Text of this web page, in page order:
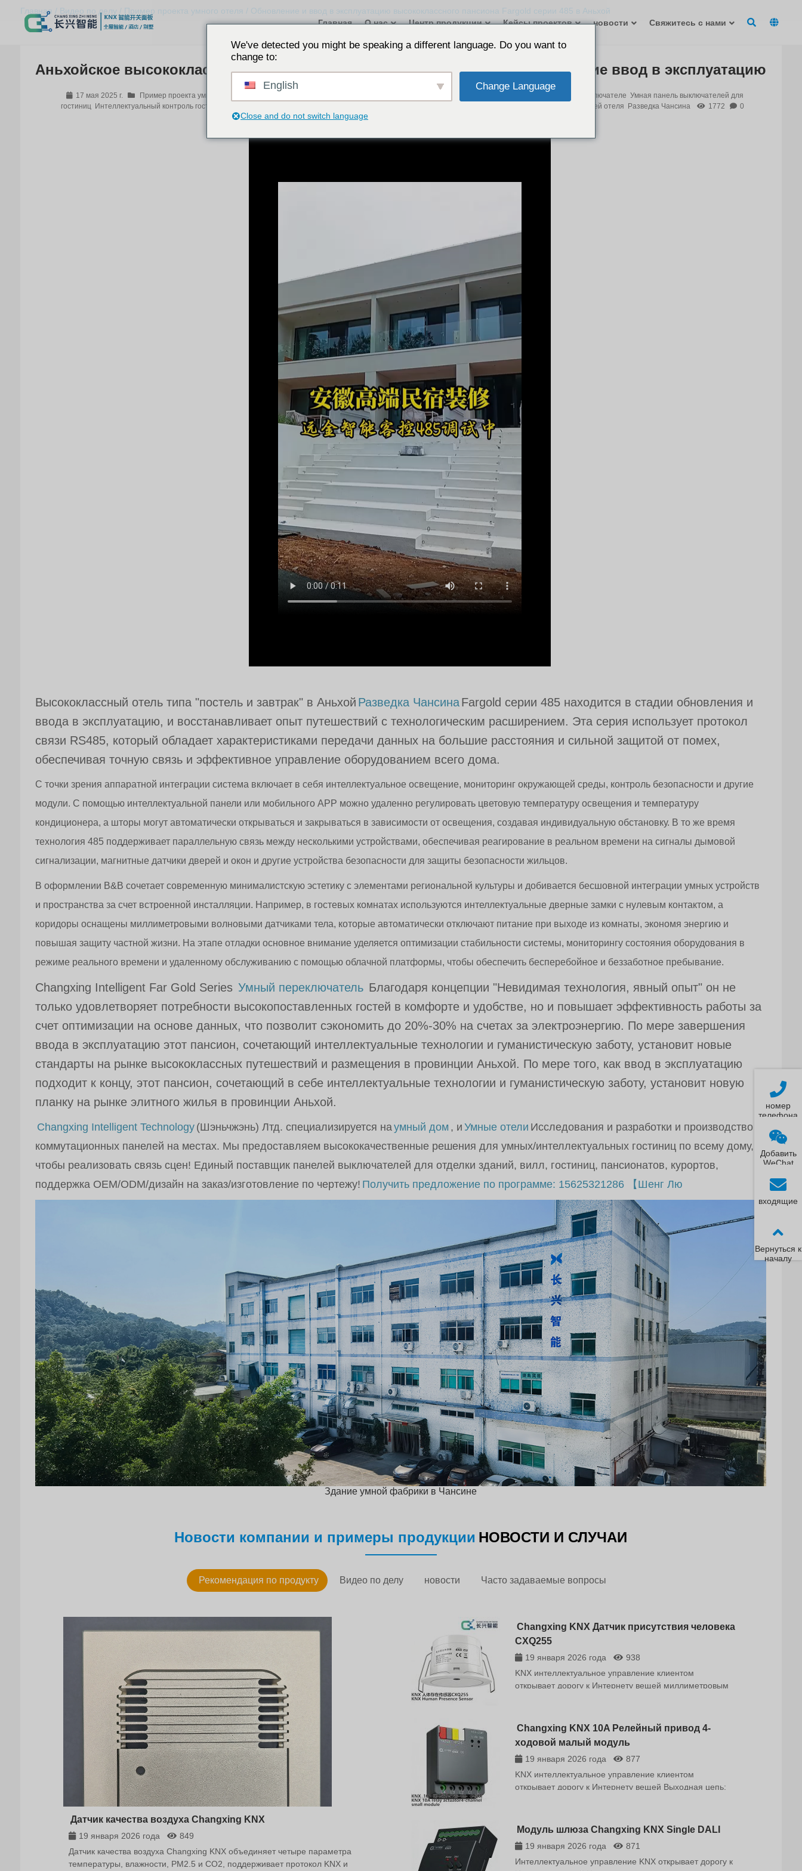
Главная О нас Центр продукции Кейсы проектов новости Свяжитесь с нами
Главная / Видео по делу / Пример проекта умного отеля / Обновление и ввод в эксплуатацию высококлассного пансиона Fargold серии 485 в Аньхой
Аньхойское высококлассное жилье дальней золотой серии 485 декорирование ввод в эксплуатацию
17 мая 2025 г. Пример проекта умного отеля Видео об умном выключателе Умная панель выключателей для
гостиниц Интеллектуальный контроль гостей в отеле Интеллектуальная панель управления для гостей отеля Разведка Чансина 1772 0
Высококлассный отель типа "постель и завтрак" в Аньхой Разведка ЧансинаFargold серии 485 находится в стадии обновления и
ввода в эксплуатацию, и восстанавливает опыт путешествий с технологическим расширением. Эта серия использует протокол
связи RS485, который обладает характеристиками передачи данных на большие расстояния и сильной защитой от помех,
обеспечивая точную связь и эффективное управление оборудованием всего дома.
С точки зрения аппаратной интеграции система включает в себя интеллектуальное освещение, мониторинг окружающей среды, контроль безопасности и другие
модули. С помощью интеллектуальной панели или мобильного APP можно удаленно регулировать цветовую температуру освещения и температуру
кондиционера, а шторы могут автоматически открываться и закрываться в зависимости от освещения, создавая индивидуальную обстановку. В то же время
технология 485 поддерживает параллельную связь между несколькими устройствами, обеспечивая реагирование в реальном времени на сигналы дымовой
сигнализации, магнитные датчики дверей и окон и другие устройства безопасности для защиты безопасности жильцов.
В оформлении B&B сочетает современную минималистскую эстетику с элементами региональной культуры и добивается бесшовной интеграции умных устройств
и пространства за счет встроенной инсталляции. Например, в гостевых комнатах используются интеллектуальные дверные замки с нулевым контактом, а
коридоры оснащены миллиметровыми волновыми датчиками тела, которые автоматически отключают питание при выходе из комнаты, экономя энергию и
повышая защиту частной жизни. На этапе отладки основное внимание уделяется оптимизации стабильности системы, мониторингу состояния оборудования в
режиме реального времени и удаленному обслуживанию с помощью облачной платформы, чтобы обеспечить бесперебойное и беззаботное пребывание.
Changxing Intelligent Far Gold Series Умный переключатель Благодаря концепции "Невидимая технология, явный опыт" он не
только удовлетворяет потребности высокопоставленных гостей в комфорте и удобстве, но и повышает эффективность работы за
счет оптимизации на основе данных, что позволит сэкономить до 20%-30% на счетах за электроэнергию. По мере завершения
ввода в эксплуатацию этот пансион, сочетающий интеллектуальные технологии и гуманистическую заботу, установит новые
стандарты на рынке высококлассных путешествий и размещения в провинции Аньхой. По мере того, как ввод в эксплуатацию
подходит к концу, этот пансион, сочетающий в себе интеллектуальные технологии и гуманистическую заботу, установит новую
планку на рынке элитного жилья в провинции Аньхой.
Changxing Intelligent Technology (Шэньчжэнь) Лтд. специализируется наумный дом , и Умные отели Исследования и разработки и производство
коммутационных панелей на местах. Мы предоставляем высококачественные решения для умных/интеллектуальных гостиниц по всему дому,
чтобы реализовать связь сцен! Единый поставщик панелей выключателей для отделки зданий, вилл, гостиниц, пансионатов, курортов,
поддержка OEM/ODM/дизайн на заказ/изготовление по чертежу! Получить предложение по программе: 15625321286 【Шенг Лю
Здание умной фабрики в Чансине
Новости компании и примеры продукции НОВОСТИ И СЛУЧАИ
Рекомендация по продукту Видео по делу новости Часто задаваемые вопросы
Датчик качества воздуха Changxing KNX
19 января 2026 года
849
Датчик качества воздуха Changxing KNX объединяет четыре параметра
температуры, влажности, PM2.5 и CO2, поддерживает протокол KNX и
Changxing KNX Датчик присутствия человека
CXQ255
19 января 2026 года
938
KNX интеллектуальное управление клиентом
открывает дорогу к Интернету вещей миллиметровым
Интеллектуальный датчик присутствия человека
CXQ255 использует передовую радарную технологию
24 ГГц и предназначен для сценариев "умного дома",
"умного освещения" и "умного бизнеса". Датчик
обеспечивает точное обнаружение движения и
присутствия человека...
Changxing KNX 10A Релейный привод 4-
ходовой малый модуль
19 января 2026 года
877
KNX интеллектуальное управление клиентом
открывает дорогу к Интернету вещей Выходная цепь:
управления отвечает за преобразование
управляющего сигнала в фактическое электрическое
управляющее воздействие, для достижения
интеллектуального управления освещением, шторами,
Модуль шлюза Changxing KNX Single DALI
19 января 2026 года
871
Интеллектуальное управление KNX открывает дорогу к
We've detected you might be speaking a different language. Do you want to
change to:
English Change Language
Close and do not switch language
номер
телефона
Добавить
WeChat
входящие
Вернуться к
началу